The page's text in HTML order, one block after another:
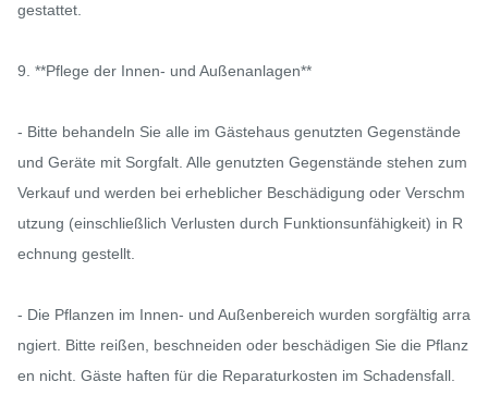
gestattet.
9. **Pflege der Innen- und Außenanlagen**
- Bitte behandeln Sie alle im Gästehaus genutzten Gegenstände
und Geräte mit Sorgfalt. Alle genutzten Gegenstände stehen zum
Verkauf und werden bei erheblicher Beschädigung oder Verschm
utzung (einschließlich Verlusten durch Funktionsunfähigkeit) in R
echnung gestellt.
- Die Pflanzen im Innen- und Außenbereich wurden sorgfältig arra
ngiert. Bitte reißen, beschneiden oder beschädigen Sie die Pflanz
en nicht. Gäste haften für die Reparaturkosten im Schadensfall.